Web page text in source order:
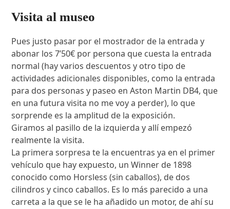
Visita al museo
Pues justo pasar por el mostrador de la entrada y
abonar los 7’50€ por persona que cuesta la entrada
normal (hay varios descuentos y otro tipo de
actividades adicionales disponibles, como la entrada
para dos personas y paseo en Aston Martin DB4, que
en una futura visita no me voy a perder), lo que
sorprende es la amplitud de la exposición.
Giramos al pasillo de la izquierda y allí empezó
realmente la visita.
La primera sorpresa te la encuentras ya en el primer
vehículo que hay expuesto, un Winner de 1898
conocido como Horsless (sin caballos), de dos
cilindros y cinco caballos. Es lo más parecido a una
carreta a la que se le ha añadido un motor, de ahí su